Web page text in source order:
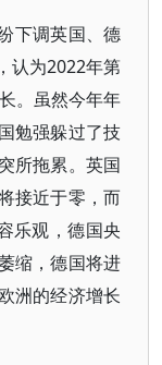
下调英国、德
认为2022年第
。虽然今年年
勉强躲过了技
所拖累。英国
接近于零，而
乐观，德国央
缩，德国将进
洲的经济增长